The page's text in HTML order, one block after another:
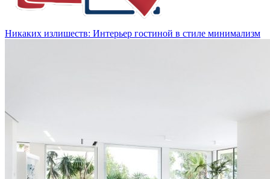
Никаких излишеств: Интерьер гостиной в стиле минимализм